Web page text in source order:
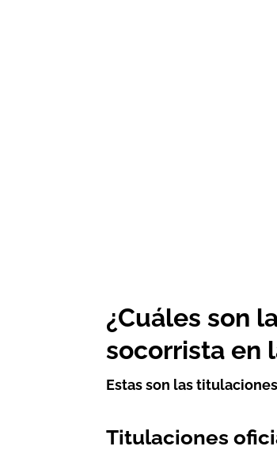
¿Cuáles son
socorrista en
Estas son las
Titulaciones